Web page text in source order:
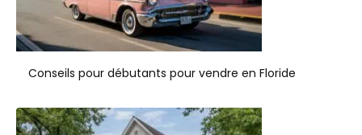
Conseils pour débutants pour vendre en Floride